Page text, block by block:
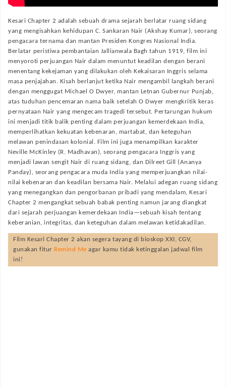
Kesari Chapter 2 adalah sebuah drama sejarah berlatar ruang sidang
yang mengisahkan kehidupan C. Sankaran Nair (Akshay Kumar), seorang
pengacara ternama dan mantan Presiden Kongres Nasional India.
Berlatar peristiwa pembantaian Jallianwala Bagh tahun 1919, film ini
menyoroti perjuangan Nair dalam menuntut keadilan dengan berani
menentang kekejaman yang dilakukan oleh Kekaisaran Inggris selama
masa penjajahan. Kisah berlanjut ketika Nair mengambil langkah berani
dengan menggugat Michael O Dwyer, mantan Letnan Gubernur Punjab,
atas tuduhan pencemaran nama baik setelah O Dwyer mengkritik keras
pernyataan Nair yang mengecam tragedi tersebut. Pertarungan hukum
ini menjadi titik balik penting dalam perjuangan kemerdekaan India,
memperlihatkan kekuatan kebenaran, martabat, dan keteguhan
melawan penindasan kolonial. Film ini juga menampilkan karakter
Neville McKinley (R. Madhavan), seorang pengacara Inggris yang
menjadi lawan sengit Nair di ruang sidang, dan Dilreet Gill (Ananya
Panday), seorang pengacara muda India yang memperjuangkan nilai-
nilai kebenaran dan keadilan bersama Nair. Melalui adegan ruang sidang
yang menegangkan dan pengorbanan pribadi yang mendalam, Kesari
Chapter 2 mengangkat sebuah babak penting namun jarang diangkat
dari sejarah perjuangan kemerdekaan India—sebuah kisah tentang
keberanian, integritas, dan keteguhan dalam melawan ketidakadilan.
Film Kesari Chapter 2 akan segera tayang di bioskop XXI, CGV,
gunakan fitur Remind Me agar kamu tidak ketinggalan jadwal film
ini!